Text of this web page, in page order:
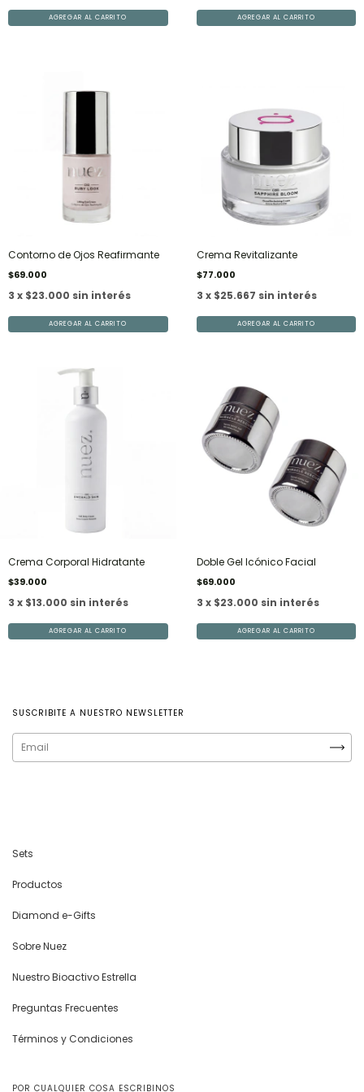
Contorno de Ojos Reafirmante
$69.000
3 x $23.000 sin interés
Crema Revitalizante
$77.000
3 x $25.667 sin interés
Crema Corporal Hidratante
$39.000
3 x $13.000 sin interés
Doble Gel Icónico Facial
$69.000
3 x $23.000 sin interés
SUSCRIBITE A NUESTRO NEWSLETTER
Sets
Productos
Diamond e-Gifts
Sobre Nuez
Nuestro Bioactivo Estrella
Preguntas Frecuentes
Términos y Condiciones
POR CUALQUIER COSA ESCRIBINOS